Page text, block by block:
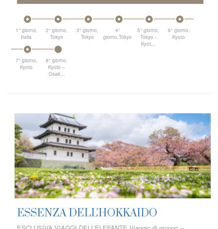
1° giorno,
Italia
2° giorno,
Tokyo
3° giorno,
Tokyo
4°
giorno,Tokyo
5° giorno,
Tokyo -
Kyot...
6° giorno,
Kyoto
7° giorno,
Kyoto
8° giorno,
Kyoto –
Osak...
ESSENZA DELL'HOKKAIDO